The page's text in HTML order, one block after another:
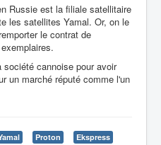
Russie est la filiale satellitaire
les satellites Yamal. Or, on le
le contrat de
cannoise pour avoir
un marché réputé comme l'un
Proton
Ekspress